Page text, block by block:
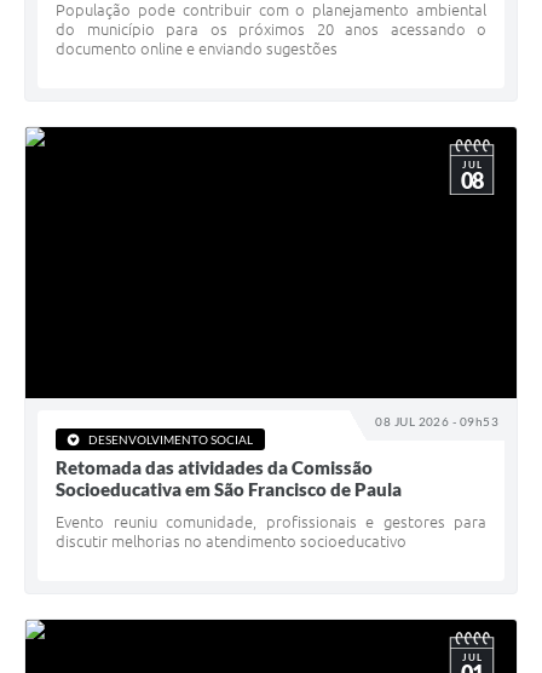
População pode contribuir com o planejamento ambiental
do município para os próximos 20 anos acessando o
documento online e enviando sugestões
08 JUL 2026 - 09h53
JUL
08
DESENVOLVIMENTO SOCIAL
Retomada das atividades da Comissão
Socioeducativa em São Francisco de Paula
Evento reuniu comunidade, profissionais e gestores para
discutir melhorias no atendimento socioeducativo
JUL